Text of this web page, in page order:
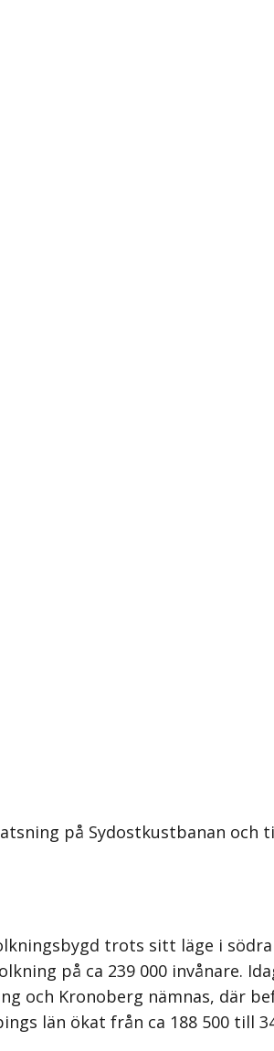
på Sydostkustbanan och
trots sitt läge i
på ca 239 000 invånare.
och Kronoberg nämnas, där
län ökat från ca 188 500 till